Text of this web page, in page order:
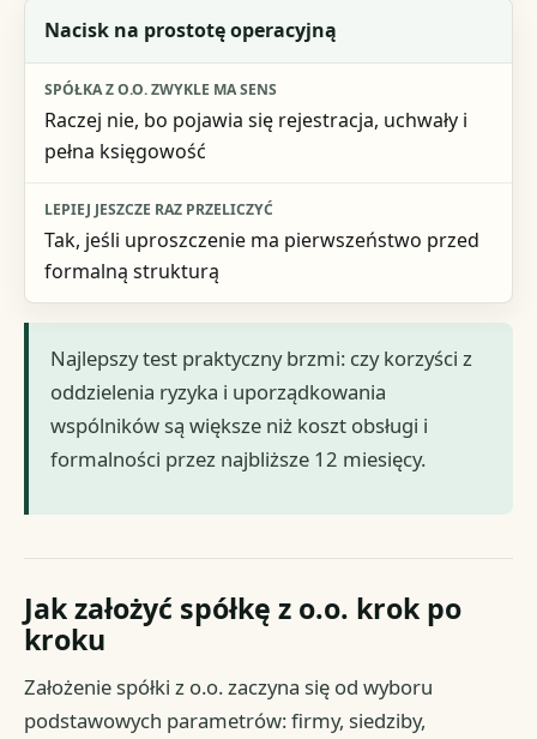
Nacisk na prostotę operacyjną
Raczej nie, bo pojawia się rejestracja, uchwały i
pełna księgowość
Tak, jeśli uproszczenie ma pierwszeństwo przed
formalną strukturą
Najlepszy test praktyczny brzmi: czy korzyści z
oddzielenia ryzyka i uporządkowania
wspólników są większe niż koszt obsługi i
formalności przez najbliższe 12 miesięcy.
Jak założyć spółkę z o.o. krok po
kroku
Założenie spółki z o.o. zaczyna się od wyboru
podstawowych parametrów: firmy, siedziby,